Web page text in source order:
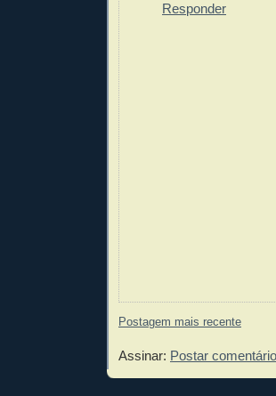
Responder
Postagem mais recente
Assinar: Postar